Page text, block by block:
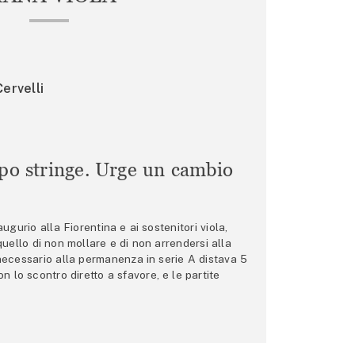
stringe. Urge un cambio
alla Fiorentina e ai sostenitori viola,
di non mollare e di non arrendersi alla
alla permanenza in serie A distava 5
lo scontro diretto a sfavore, e le partite